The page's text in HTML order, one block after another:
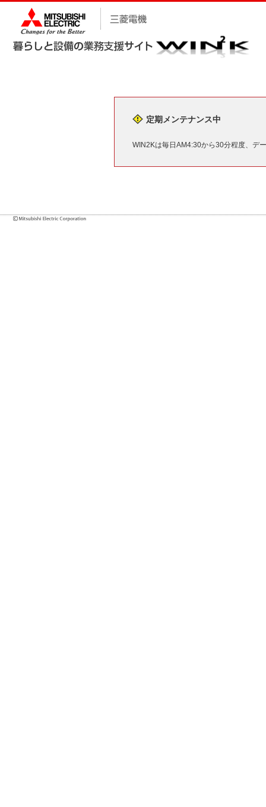
定期メンテナンス中
WIN2Kは毎日AM4:30から30分程度、デ